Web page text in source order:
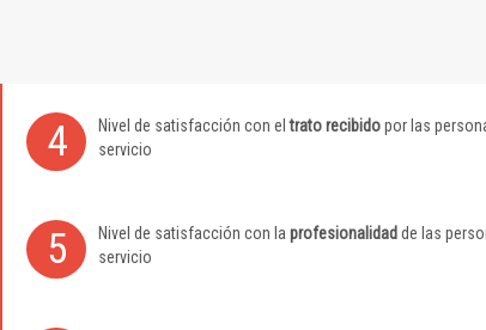
4 Nivel de satisfacción con eltrato recibidopor las
servicio
5 Nivel de satisfacción con la profesionalidad de las
servicio